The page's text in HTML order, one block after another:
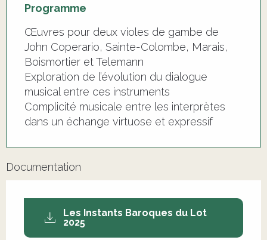
Programme
Œuvres pour deux violes de gambe de
John Coperario, Sainte-Colombe, Marais,
Boismortier et Telemann
Exploration de l’évolution du dialogue
musical entre ces instruments
Complicité musicale entre les interprètes
dans un échange virtuose et expressif
Documentation
Les Instants Baroques du Lot
2025